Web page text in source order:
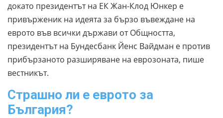
докато президентът на ЕК Жан-Клод Юнкер е
привърженик на идеята за бързо въвеждане на
еврото във всички държави от Общността,
президентът на Бундесбанк Йенс Вайдман е против
прибързаното разширяване на еврозоната, пише
вестникът.
Страшно ли е еврото за
България?